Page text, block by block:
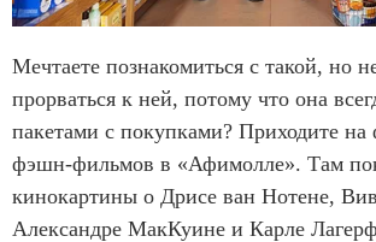
Мечтаете познакомиться с такой, но
прорваться к ней, потому что она
пакетами с покупками? Приходите на
фэшн-фильмов в «Афимолле». Там
кинокартины о Дрисе ван Нотене,
Александре МакКуине и Карле